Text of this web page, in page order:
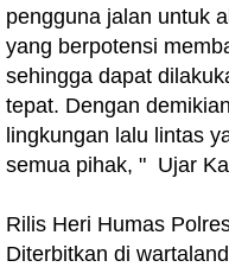
pengguna jalan untuk
yang berpotensi
sehingga dapat
tepat. Dengan
lingkungan lalu lintas
semua pihak, " Ujar
Rilis Heri Humas
Diterbitkan di